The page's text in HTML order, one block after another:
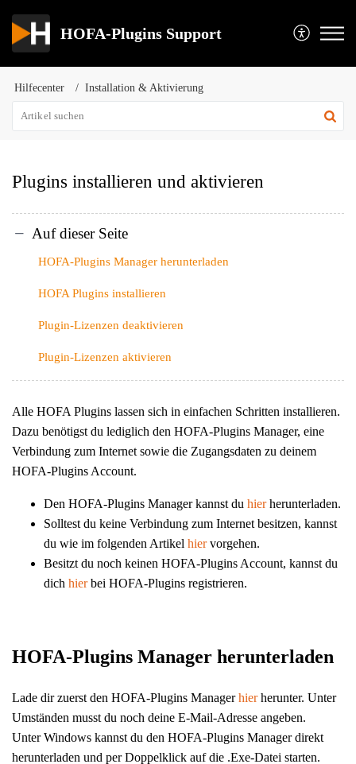
HOFA-Plugins Support
Hilfecenter Installation & Aktivierung
Plugins installieren und aktivieren
Auf dieser Seite
HOFA-Plugins Manager herunterladen
HOFA Plugins installieren
Plugin-Lizenzen deaktivieren
Plugin-Lizenzen aktivieren
Alle HOFA Plugins lassen sich in einfachen Schritten installieren.
Dazu benötigst du lediglich den HOFA-Plugins Manager, eine
Verbindung zum Internet sowie die Zugangsdaten zu deinem
HOFA-Plugins Account.
Den HOFA-Plugins Manager kannst du hierherunterladen.
Solltest du keine Verbindung zum Internet besitzen, kannst
du wie im folgenden Artikel hiervorgehen.
Besitzt du noch keinen HOFA-Plugins Account, kannst du
dich hierbei HOFA-Plugins registrieren.
HOFA-Plugins Manager herunterladen
Lade dir zuerst den HOFA-Plugins Managerhierherunter. Unter
Umständen musst du noch deine E-Mail-Adresse angeben.
Unter Windows kannst du den HOFA-Plugins Manager direkt
herunterladen und per Doppelklick auf die .Exe-Datei starten.